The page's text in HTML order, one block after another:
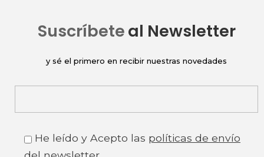
Suscríbeteal Newsletter
y sé el primero en recibir nuestras novedades
He leído y Acepto las políticas de envío